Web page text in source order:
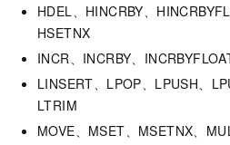
HDEL、HINCRBY、
HSETNX
INCR、INCRBY、
LINSERT、LPOP、LPUSH、
LTRIM
MOVE、MSET、MSETNX、